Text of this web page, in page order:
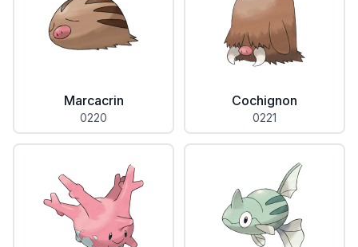
Marcacrin
0220
Cochignon
0221